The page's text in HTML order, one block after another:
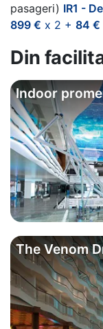
pasageri) IR1 -
899 € x 2 + 84 €
Din
Indoor
The Venom